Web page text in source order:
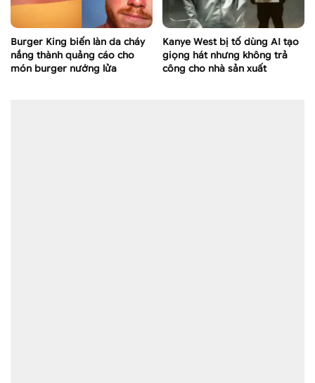
Burger King biến làn da cháy
nắng thành quảng cáo cho
món burger nướng lửa
Kanye West bị tố dùng AI tạo
giọng hát nhưng không trả
công cho nhà sản xuất